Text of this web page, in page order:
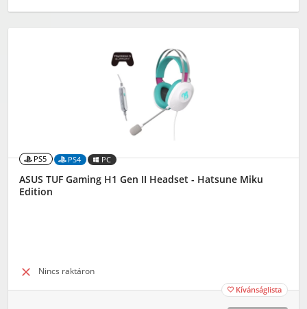
PS5 PS4 PC
ASUS TUF Gaming H1 Gen II Headset - Hatsune Miku
Edition
 Nincs raktáron
 Kívánságlista